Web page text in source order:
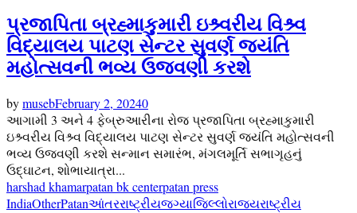
પ્રજાપિતા બ્રહ્માકુમારી ઇશ્ર્વરીય વિશ્ર્વ
વિદ્યાલય પાટણ સેન્ટર સુવર્ણ જયંતિ
મહોત્સવની ભવ્ય ઉજવણી કરશે
bymusebFebruary 2, 20240
આગામી 3 અને 4 ફેબ્રુઆરીના રોજ પ્રજાપિતા બ્રહ્માકુમારી
ઇશ્ર્વરીય વિશ્ર્વ વિદ્યાલય પાટણ સેન્ટર સુવર્ણ જયંતિ મહોત્સવની
ભવ્ય ઉજવણી કરશે સન્માન સમારંભ, મંગલમૂર્તિ સભાગૃહનું
ઉદ્ઘાટન, શોભાયાત્રા...
harshad khamarpatan bk centerpatan press
IndiaOtherPatanઆંતરરાષ્ટ્રીયજગ્યાજિલ્લોરાજ્યરાષ્ટ્રીય